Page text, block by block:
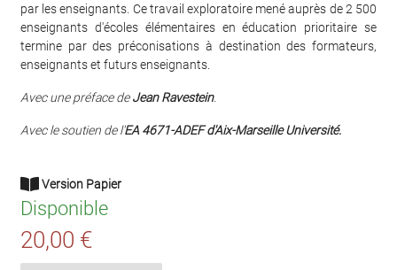
par les enseignants. Ce travail exploratoire mené auprès de 2 500
enseignants d'écoles élémentaires en éducation prioritaire se
termine par des préconisations à destination des formateurs,
enseignants et futurs enseignants.
Avec une préface deJean Ravestein.
Avec le soutien de l'EA 4671-ADEF d'Aix-Marseille Université.
Version Papier
Disponible
20,00 €